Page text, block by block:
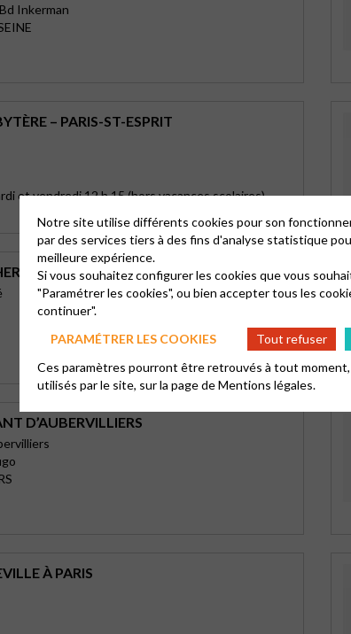
Inkerman
– PARIS-ST-ESPRIT
et vendredi 12 h 15 (hors vacances scolaires)
À SARCELLES
D’AUBERVILLIERS
À PARIS
Notre site utilise différents cookies pour son
par des services tiers à des fins d'analyse statistique
meilleure expérience.
Si vous souhaitez configurer les cookies que vous
"Paramétrer les cookies", ou bien accepter tous les
continuer".
PARAMÉTRER LES COOKIES
Tout refuser
Ces paramètres pourront être retrouvés à tout
utilisés par le site, sur la page deMentions légales.